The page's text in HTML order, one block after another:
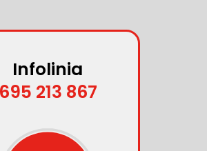
Infolinia
695 213 867